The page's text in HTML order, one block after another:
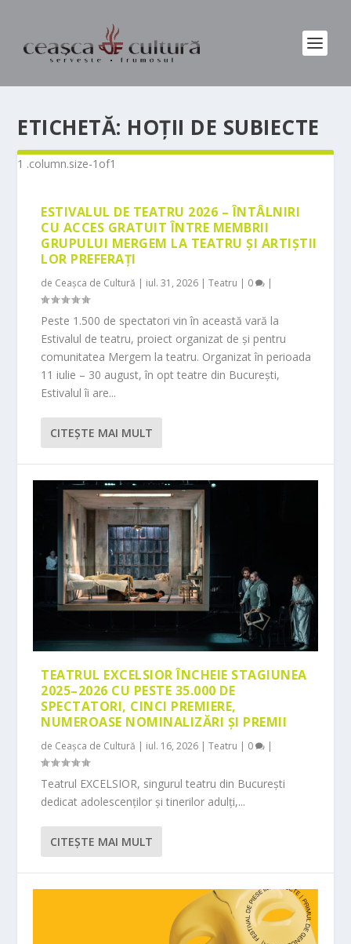
ETICHETĂ: HOȚII DE SUBIECTE
ESTIVALUL DE TEATRU 2026 – ÎNTÂLNIRI
CU ACCES GRATUIT ÎNTRE MEMBRII
GRUPULUI MERGEM LA TEATRU ȘI ARTIȘTII
LOR PREFERAȚI
de Ceașca de Cultură | iul. 31, 2026 |Teatru | 0 |
Peste 1.500 de spectatori vin în această vară la
Estivalul de teatru, proiect organizat de și pentru
comunitatea Mergem la teatru. Organizat în perioada
11 iulie – 30 august, în opt teatre din București,
Estivalul îi are...
CITEŞTE MAI MULT
TEATRUL EXCELSIOR ÎNCHEIE STAGIUNEA
2025–2026 CU PESTE 35.000 DE
SPECTATORI, CINCI PREMIERE,
NUMEROASE NOMINALIZĂRI ȘI PREMII
de Ceașca de Cultură | iul. 16, 2026 |Teatru | 0 |
Teatrul EXCELSIOR, singurul teatru din București
dedicat adolescenților și tinerilor adulți,...
CITEŞTE MAI MULT